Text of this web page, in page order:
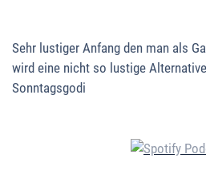
Sehr lustiger Anfang den man als
wird eine nicht so lustige
Sonntagsgodi